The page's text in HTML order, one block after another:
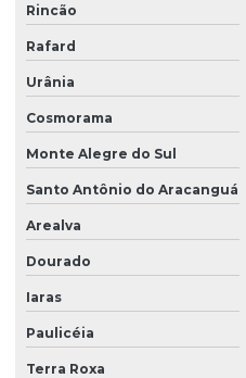
Rincão
Rafard
Urânia
Cosmorama
Monte Alegre do Sul
Santo Antônio do Aracanguá
Arealva
Dourado
Iaras
Paulicéia
Terra Roxa